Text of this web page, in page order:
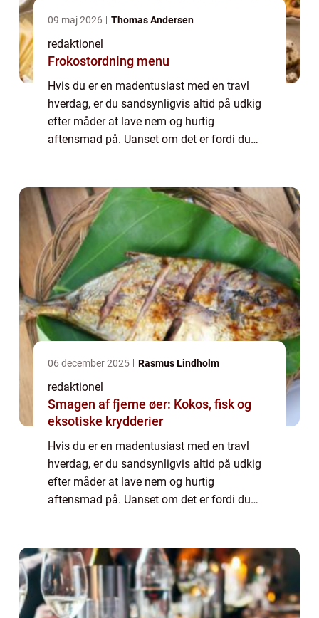
09 maj 2026 Thomas Andersen
redaktionel
Frokostordning menu
Hvis du er en madentusiast med en travl
hverdag, er du sandsynligvis altid på udkig
efter måder at lave nem og hurtig
aftensmad på. Uanset om det er fordi du
brug...
06 december 2025 Rasmus Lindholm
redaktionel
Smagen af fjerne øer: Kokos, fisk og
eksotiske krydderier
Hvis du er en madentusiast med en travl
hverdag, er du sandsynligvis altid på udkig
efter måder at lave nem og hurtig
aftensmad på. Uanset om det er fordi du
brug...